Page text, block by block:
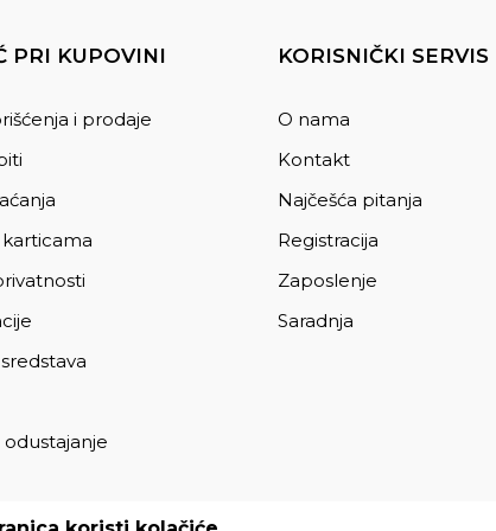
PRI KUPOVINI
i prodaje
odustajanje
KORISNIČKI SERVIS
O nama
Kontakt
Najčešća pitanja
Registracija
Zaposlenje
Saradnja